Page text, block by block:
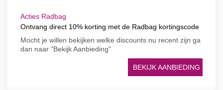
Acties Radbag
Ontvang direct 10% korting met de Radbag kortingscode
Mocht je willen bekijken welke discounts nu recent zijn ga
dan naar "Bekijk Aanbieding"
BEKIJK AANBIEDING